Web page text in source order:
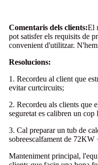
Comentaris dels clients:El
pot satisfer els requisits de
convenient d'utilitzar.
Resolucions:
1. Recordeu al client que
evitar curtcircuits;
2. Recordeu als clients que
seguretat es calibren un cop
3. Cal preparar un tub de
sobreescalfament de 72KW
Manteniment principal,